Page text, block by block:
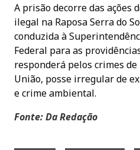
A prisão decorre das ações
ilegal na Raposa Serra do
conduzida à
Federal para as
responderá pelos crimes
União, posse irregular de
e crime ambiental.
Fonte: Da Redação